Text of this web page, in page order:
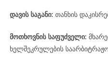
დავის საგანი: თანხის
მოთხოვნის საფუძველი:
ხელშეკრულების